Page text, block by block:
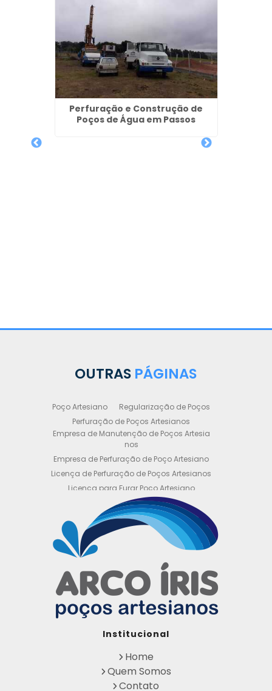
Perfuração e Construção de
Poços de Água em Passos
OUTRAS PÁGINAS
Poço Artesiano
Regularização de Poços
Perfuração de Poços Artesianos
Empresa de Manutenção de Poços Artesia
nos
Empresa de Perfuração de Poço Artesiano
Licença de Perfuração de Poços Artesianos
Licença para Furar Poço Artesiano
Licença para Perfuração de Poço Artesiano
Licença para Poço Semi Artesiano
Manutenção de Poço Semi Artesiano
Manutenção Preventiva de Poços Artesiano
Obtenha sua Licença de Perfuração de Poç
o Artesiano
Orçamento de Poço Semi Artesiano
Orçamento para Perfuração de Poço Artesi
ano
Outorga DAEE para Poço Artesiano
cos
nos
Institucional
Home
Quem Somos
Contato